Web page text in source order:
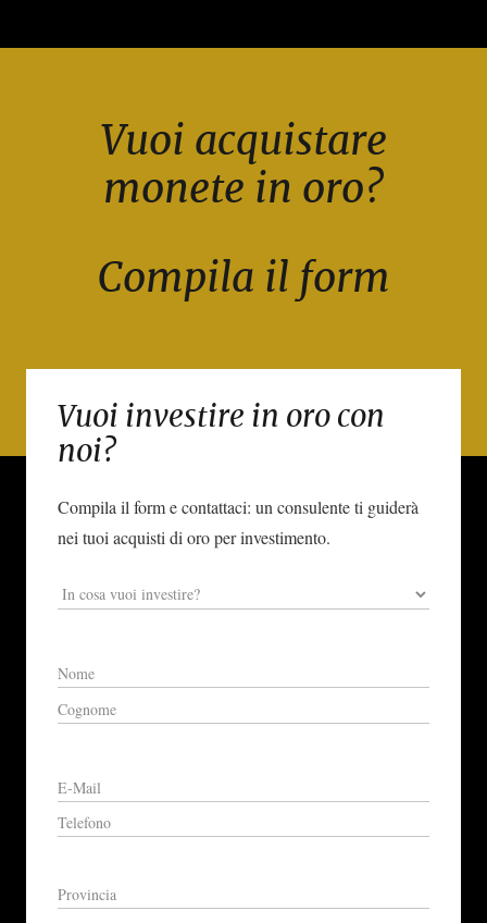
Vuoi acquistare
monete in oro?
Compila il form
Vuoi investire in oro con
noi?
Compila il form e contattaci: un consulente ti guiderà
nei tuoi acquisti di oro per investimento.